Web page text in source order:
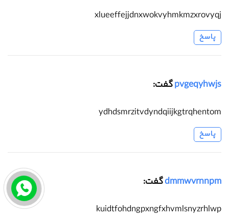
xlueeffejjdnxwokvyhmkmzxrovyqj
پاسخ
pvgeqyhwjsگفت:
ydhdsmrzitvdyndqiijkgtrqhentom
پاسخ
dmmwvrnnpmگفت:
kuidtfohdngpxngfxhvmlsnyzrhlwp